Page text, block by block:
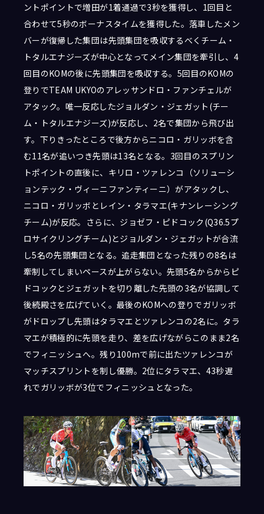
ントポイントで増田が1着通過で3秒を獲得し、1回目と
合わせて5秒のボーナスタイムを獲得した。落車したメン
バーが復帰した集団は先頭集団を吸収するべくチーム・
トタルエナジーズが中心となってメイン集団を牽引し、4
回目のKOMの後に先頭集団を吸収する。5回目のKOMの
登りでTEAM UKYOのアレッサンドロ・ファンチェルが
アタック。唯一反応したジョルダン・ジェガット(チー
ム・トタルエナジーズ)が反応し、2名で集団から飛び出
す。下りきったところで後方からニコロ・ガリッボを含
む11名が追いつき先頭は13名となる。3回目のスプリン
トポイントの直後に、キリロ・ツァレンコ（ソリューシ
ョンテック・ヴィーニファンティーニ）がアタックし、
ニコロ・ガリッボとレイン・タラマエ(キナンレーシング
チーム)が反応。さらに、ジョゼフ・ピドコック(Q36.5プ
ロサイクリングチーム)とジョルダン・ジェガットが合流
し5名の先頭集団となる。追走集団となった残りの8名は
牽制してしまいペースが上がらない。先頭5名からからピ
ドコックとジェガットを切り離した先頭の3名が協調して
後続殿さを広げていく。最後のKOMへの登りでガリッボ
がドロップし先頭はタラマエとツァレンコの2名に。タラ
マエが積極的に先頭を走り、差を広げながらこのまま2名
でフィニッシュへ。残り100mで前に出たツァレンコが
マッチスプリントを制し優勝。2位にタラマエ、43秒遅
れでガリッボが3位でフィニッシュとなった。